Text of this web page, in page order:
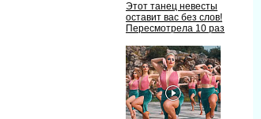
Этот танец невесты
оставит вас без слов!
Пересмотрела 10 раз